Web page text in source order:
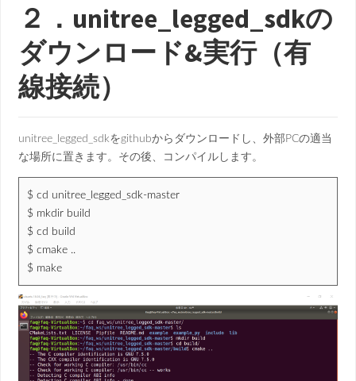
２．unitree_legged_sdkの
ダウンロード&実行（有
線接続）
unitree_legged_sdkをgithubからダウンロードし、外部PCの適当
な場所に置きます。その後、コンパイルします。
$ cd unitree_legged_sdk-master
$ mkdir build
$ cd build
$ cmake ..
$ make